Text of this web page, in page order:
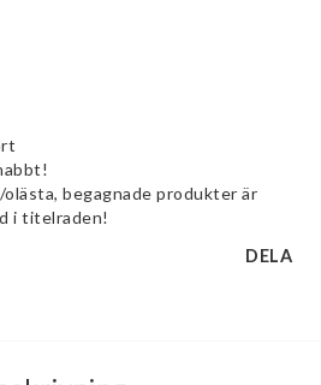
begagnade produkter är
i titelraden!
DELA